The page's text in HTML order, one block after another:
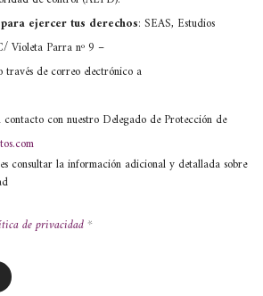
ejercer tus derechos: SEAS, Estudios
Violeta Parra nº 9 –
de correo electrónico a
contacto con nuestro Delegado de Protección de
consultar la información adicional y detallada sobre
de privacidad *